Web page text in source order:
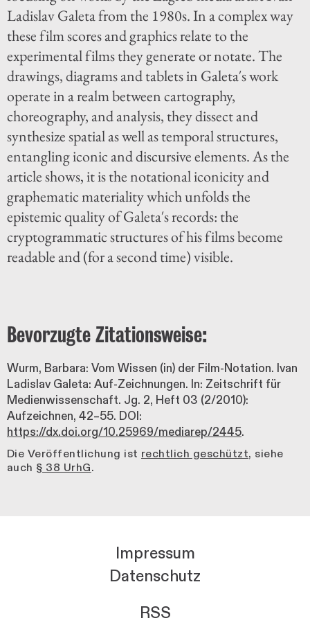
Ladislav Galeta from the 1980s. In a complex way
these film scores and graphics relate to the
experimental films they generate or notate. The
drawings, diagrams and tablets in Galeta′s work
operate in a realm between cartography,
choreography, and analysis, they dissect and
synthesize spatial as well as temporal structures,
entangling iconic and discursive elements. As the
article shows, it is the notational iconicity and
graphematic materiality which unfolds the
epistemic quality of Galeta′s records: the
cryptogrammatic structures of his films become
readable and (for a second time) visible.
Bevorzugte Zitationsweise:
Wurm, Barbara: Vom Wissen (in) der Film-Notation. Ivan
Ladislav Galeta: Auf-Zeichnungen. In: Zeitschrift für
Medienwissenschaft. Jg. 2, Heft 03 (2/2010):
Aufzeichnen, 42–55. DOI:
https://dx.doi.org/10.25969/mediarep/2445.
Die Veröffentlichung ist rechtlich geschützt, siehe
auch § 38 UrhG.
Impressum
Datenschutz
RSS